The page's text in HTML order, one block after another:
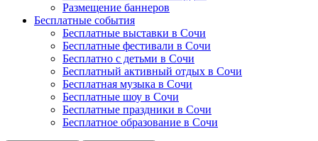
Размещение баннеров
Бесплатные события
Бесплатные выставки в Сочи
Бесплатные фестивали в Сочи
Бесплатно с детьми в Сочи
Бесплатный активный отдых в Сочи
Бесплатная музыка в Сочи
Бесплатные шоу в Сочи
Бесплатные праздники в Сочи
Бесплатное образование в Сочи